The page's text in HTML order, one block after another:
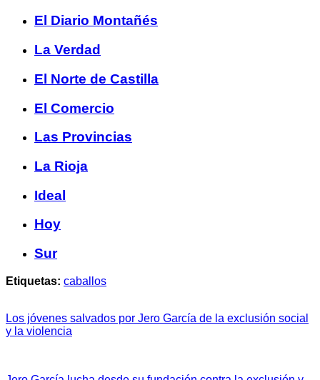
El Diario Montañés
La Verdad
El Norte de Castilla
El Comercio
Las Provincias
La Rioja
Ideal
Hoy
Sur
Etiquetas: caballos
Los jóvenes salvados por Jero García de la exclusión social
y la violencia